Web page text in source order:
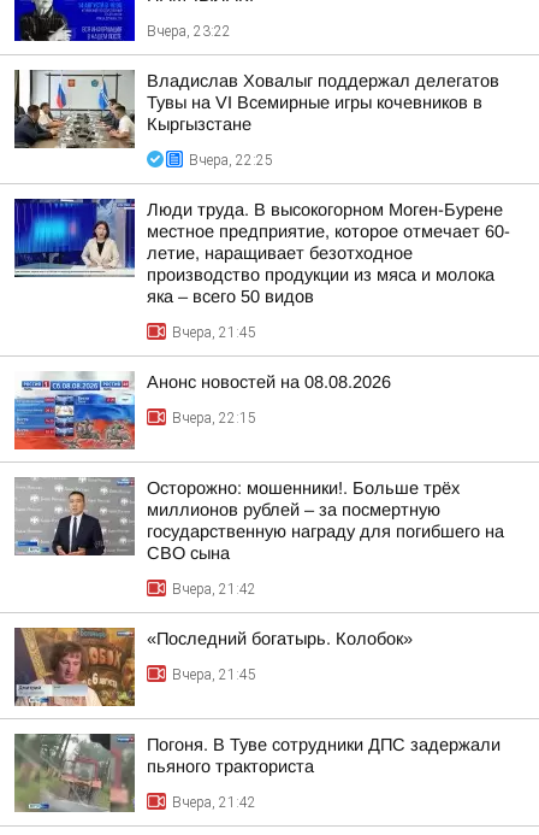
Вчера, 23:22
Владислав Ховалыг поддержал делегатов
Тувы на VI Всемирные игры кочевников в
Кыргызстане
Вчера, 22:25
Люди труда. В высокогорном Моген-Бурене
местное предприятие, которое отмечает 60-
летие, наращивает безотходное
производство продукции из мяса и молока
яка – всего 50 видов
Вчера, 21:45
Анонс новостей на 08.08.2026
Вчера, 22:15
Осторожно: мошенники!. Больше трёх
миллионов рублей – за посмертную
государственную награду для погибшего на
СВО сына
Вчера, 21:42
«Последний богатырь. Колобок»
Вчера, 21:45
Погоня. В Туве сотрудники ДПС задержали
пьяного тракториста
Вчера, 21:42